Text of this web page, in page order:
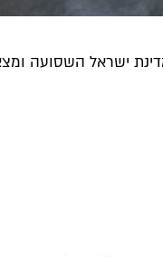
ישראל השסועה